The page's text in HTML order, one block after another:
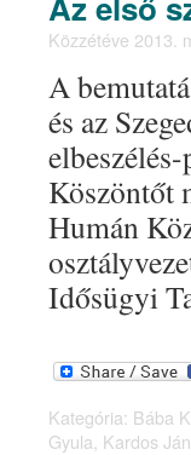
Közzétéve 2013.
A
és az
Köszöntőt
Humán
Idősügyi
Kategória: Bába
Gyula Kardos